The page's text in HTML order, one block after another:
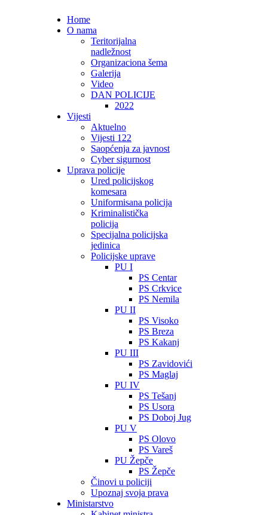
Home
O nama
Teritorijalna
nadležnost
Organizaciona šema
Galerija
Video
DAN POLICIJE
2022
Vijesti
Aktuelno
Vijesti 122
Saopćenja za javnost
Cyber sigurnost
Uprava policije
Ured policijskog
komesara
Uniformisana policija
Kriminalistička
policija
Specijalna policijska
jedinica
Policijske uprave
PU I
PS Centar
PS Crkvice
PS Nemila
PU II
PS Visoko
PS Breza
PS Kakanj
PU III
PS Zavidovići
PS Maglaj
PU IV
PS Tešanj
PS Usora
PS Doboj Jug
PU V
PS Olovo
PS Vareš
PU Žepče
PS Žepče
Činovi u policiji
Upoznaj svoja prava
Ministarstvo